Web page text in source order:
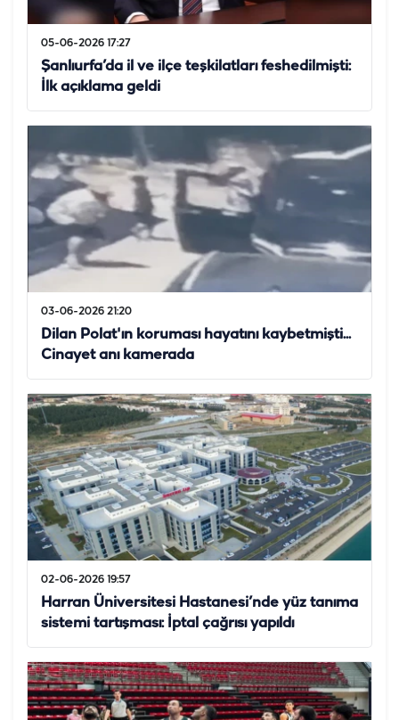
05-06-2026 17:27
Şanlıurfa’da il ve ilçe teşkilatları feshedilmişti:
İlk açıklama geldi
03-06-2026 21:20
Dilan Polat'ın koruması hayatını kaybetmişti...
Cinayet anı kamerada
02-06-2026 19:57
Harran Üniversitesi Hastanesi’nde yüz tanıma
sistemi tartışması: İptal çağrısı yapıldı